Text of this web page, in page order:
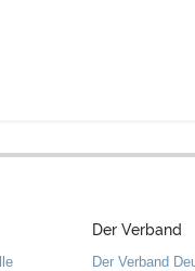
Der Verband
Der Verband